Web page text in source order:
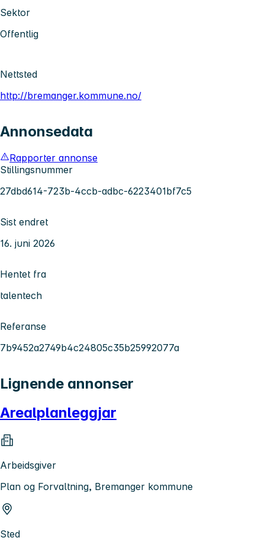
Sektor
Offentlig
Nettsted
http://bremanger.kommune.no/
Annonsedata
Rapporter annonse
Stillingsnummer
27dbd614-723b-4ccb-adbc-6223401bf7c5
Sist endret
16. juni 2026
Hentet fra
talentech
Referanse
7b9452a2749b4c24805c35b25992077a
Lignende annonser
Arealplanleggjar
Arbeidsgiver
Plan og Forvaltning, Bremanger kommune
Sted